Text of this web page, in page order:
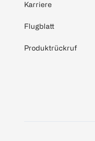
Karriere
Flugblatt
Produktrückruf